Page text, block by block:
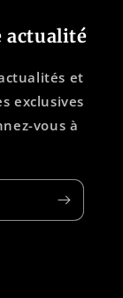
actualité
et
exclusives
vous à